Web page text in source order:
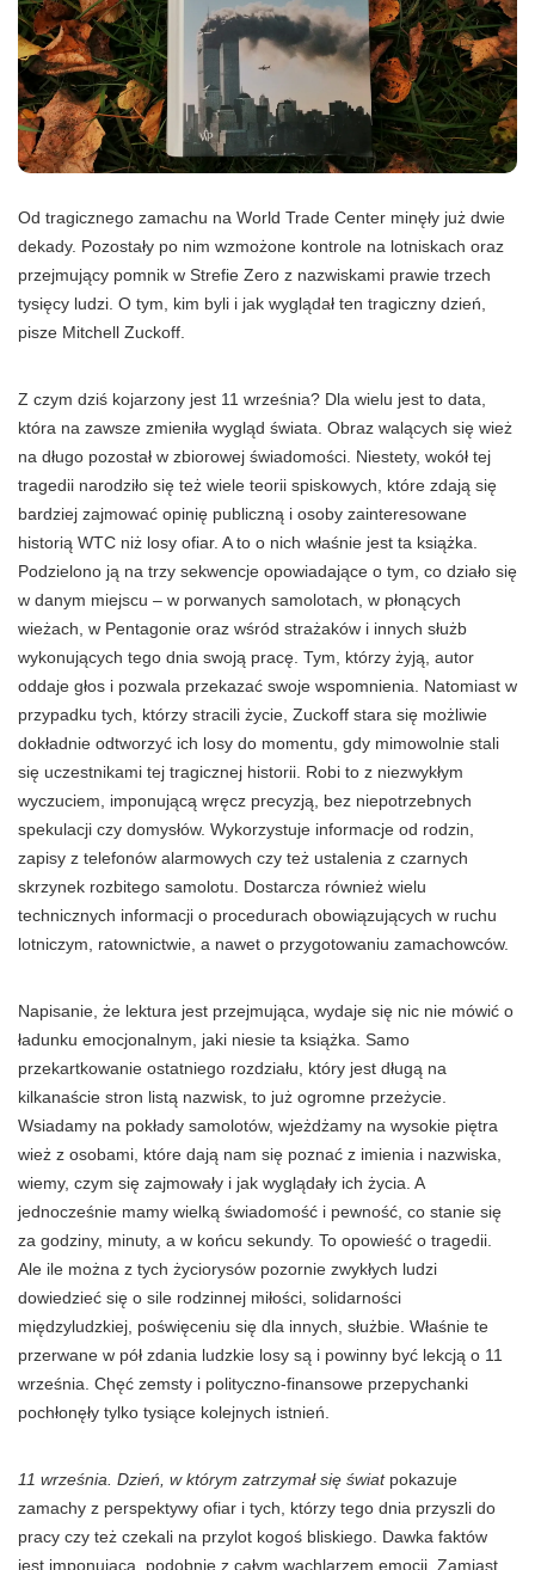
Od tragicznego zamachu na World Trade Center minęły już dwie
dekady. Pozostały po nim wzmożone kontrole na lotniskach oraz
przejmujący pomnik w Strefie Zero z nazwiskami prawie trzech
tysięcy ludzi. O tym, kim byli i jak wyglądał ten tragiczny dzień,
pisze Mitchell Zuckoff.
Z czym dziś kojarzony jest 11 września? Dla wielu jest to data,
która na zawsze zmieniła wygląd świata. Obraz walących się wież
na długo pozostał w zbiorowej świadomości. Niestety, wokół tej
tragedii narodziło się też wiele teorii spiskowych, które zdają się
bardziej zajmować opinię publiczną i osoby zainteresowane
historią WTC niż losy ofiar. A to o nich właśnie jest ta książka.
Podzielono ją na trzy sekwencje opowiadające o tym, co działo się
w danym miejscu – w porwanych samolotach, w płonących
wieżach, w Pentagonie oraz wśród strażaków i innych służb
wykonujących tego dnia swoją pracę. Tym, którzy żyją, autor
oddaje głos i pozwala przekazać swoje wspomnienia. Natomiast w
przypadku tych, którzy stracili życie, Zuckoff stara się możliwie
dokładnie odtworzyć ich losy do momentu, gdy mimowolnie stali
się uczestnikami tej tragicznej historii. Robi to z niezwykłym
wyczuciem, imponującą wręcz precyzją, bez niepotrzebnych
spekulacji czy domysłów. Wykorzystuje informacje od rodzin,
zapisy z telefonów alarmowych czy też ustalenia z czarnych
skrzynek rozbitego samolotu. Dostarcza również wielu
technicznych informacji o procedurach obowiązujących w ruchu
lotniczym, ratownictwie, a nawet o przygotowaniu zamachowców.
Napisanie, że lektura jest przejmująca, wydaje się nic nie mówić o
ładunku emocjonalnym, jaki niesie ta książka. Samo
przekartkowanie ostatniego rozdziału, który jest długą na
kilkanaście stron listą nazwisk, to już ogromne przeżycie.
Wsiadamy na pokłady samolotów, wjeżdżamy na wysokie piętra
wież z osobami, które dają nam się poznać z imienia i nazwiska,
wiemy, czym się zajmowały i jak wyglądały ich życia. A
jednocześnie mamy wielką świadomość i pewność, co stanie się
za godziny, minuty, a w końcu sekundy. To opowieść o tragedii.
Ale ile można z tych życiorysów pozornie zwykłych ludzi
dowiedzieć się o sile rodzinnej miłości, solidarności
międzyludzkiej, poświęceniu się dla innych, służbie. Właśnie te
przerwane w pół zdania ludzkie losy są i powinny być lekcją o 11
września. Chęć zemsty i polityczno-finansowe przepychanki
pochłonęły tylko tysiące kolejnych istnień.
11 września. Dzień, w którym zatrzymał się świat pokazuje
zamachy z perspektywy ofiar i tych, którzy tego dnia przyszli do
pracy czy też czekali na przylot kogoś bliskiego. Dawka faktów
jest imponująca, podobnie z całym wachlarzem emocji. Zamiast